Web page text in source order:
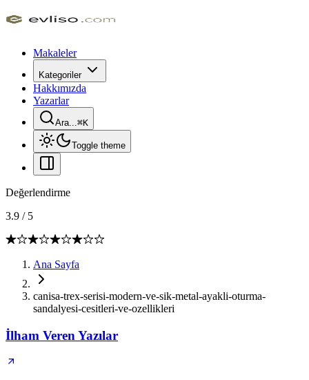
Makaleler
Kategoriler
Hakkımızda
Yazarlar
Ara...⌘K
Toggle theme
Değerlendirme
3.9 / 5
Ana Sayfa
canisa-trex-serisi-modern-ve-sik-metal-ayakli-oturma-
sandalyesi-cesitleri-ve-ozellikleri
İlham Veren Yazılar